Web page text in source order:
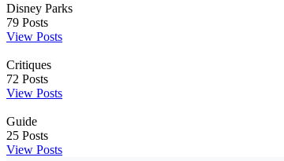
Disney Parks
79 Posts
View Posts
Critiques
72 Posts
View Posts
Guide
25 Posts
View Posts